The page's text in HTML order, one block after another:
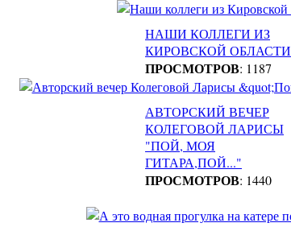
НАШИ КОЛЛЕГИ ИЗ
КИРОВСКОЙ ОБЛАСТИ
ПРОСМОТРОВ: 1187
АВТОРСКИЙ ВЕЧЕР
КОЛЕГОВОЙ ЛАРИСЫ
"ПОЙ, МОЯ
ГИТАРА,ПОЙ..."
ПРОСМОТРОВ: 1440